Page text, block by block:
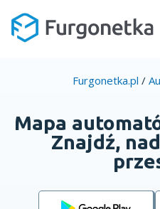
Furgonetka.pl /
Mapa
Znajdź,